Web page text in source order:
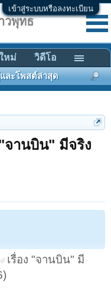
เข้าสู่ระบบหรือลงทะเบียน
จานบิน" มีจริง
เรื่อง "จานบิน" มี
วพุทธ
ละโพสต์ล่าสุด
หม่ วิดีโอ